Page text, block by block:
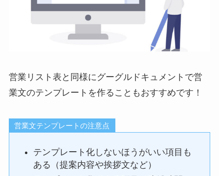
営業リスト表と同様にグーグルドキュメントで営
業文のテンプレートを作ることもおすすめです！
営業文テンプレートの注意点
テンプレート化しないほうがいい項目も
ある（提案内容や挨拶文など）